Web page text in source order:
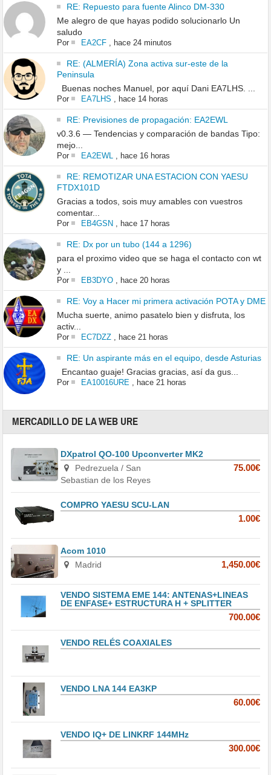
RE: Repuesto para fuente Alinco DM-330
Me alegro de que hayas podido solucionarlo Un
saludo
Por EA2CF, hace 24 minutos
RE: (ALMERÍA) Zona activa sur-este de la
Peninsula
Buenas noches Manuel, por aquí Dani EA7LHS. ...
Por EA7LHS , hace 14 horas
RE: Previsiones de propagación: EA2EWL
v0.3.6 — Tendencias y comparación de bandas Tipo:
mejo...
Por EA2EWL, hace 16 horas
RE: REMOTIZAR UNA ESTACION CON YAESU
FTDX101D
Gracias a todos, sois muy amables con vuestros
comentar...
Por EB4GSN , hace 17 horas
RE: Dx por un tubo (144 a 1296)
para el proximo video que se haga el contacto con wt
y ...
Por EB3DYO, hace 20 horas
RE: Voy a Hacer mi primera activación POTA y DME
Mucha suerte, animo pasatelo bien y disfruta, los
activ...
Por EC7DZZ, hace 21 horas
RE: Un aspirante más en el equipo, desde Asturias
Encantao guaje! Gracias gracias, así da gus...
Por EA10016URE, hace 21 horas
MERCADILLO DE LA WEB URE
DXpatrol QO-100 Upconverter MK2
Pedrezuela / San
Sebastian de los Reyes
75.00€
COMPRO YAESU SCU-LAN
1.00€
Acom 1010
Madrid
1,450.00€
VENDO SISTEMA EME 144: ANTENAS+LINEAS
DE ENFASE+ ESTRUCTURA H + SPLITTER
700.00€
VENDO RELÉS COAXIALES
VENDO LNA 144 EA3KP
60.00€
VENDO IQ+ DE LINKRF 144MHz
300.00€